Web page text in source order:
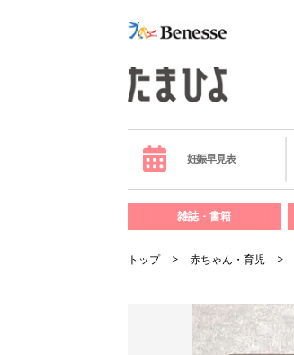
妊娠早見表
雑誌・書籍
トップ 赤ちゃん・育児